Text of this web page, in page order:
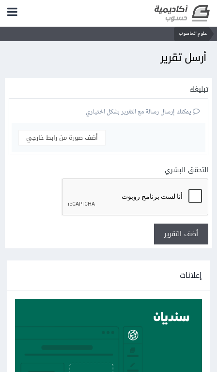
علوم الحاسوب
أرسل تقرير
تبليغك
يمكنك إرسال رسالة مع التقرير بشكل اختياري
أضف صورة من رابط خارجي
التحقق البشري
أضف التقرير
إعلانات